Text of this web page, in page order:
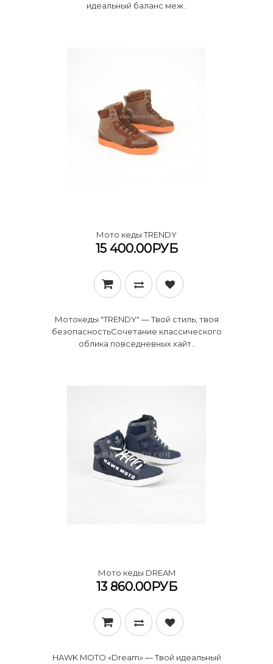
идеальный баланс меж..
Мото кеды TRENDY
15 400.00РУБ
Мотокеды "TRENDY" — Твой стиль, твоя
безопасность ​Сочетание классического
облика повседневных хайт..
Мото кеды DREAM
13 860.00РУБ
HAWK MOTO «Dream» — Твой идеальный